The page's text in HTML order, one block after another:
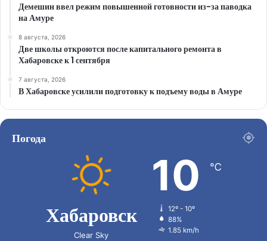
Демешин ввел режим повышенной готовности из-за паводка
на Амуре
8 августа, 2026
Две школы откроются после капитального ремонта в
Хабаровске к 1 сентября
7 августа, 2026
В Хабаровске усилили подготовку к подъему воды в Амуре
Погода
Хабаровск
Clear Sky
10 ℃
12º - 10º
88%
1.85 km/h